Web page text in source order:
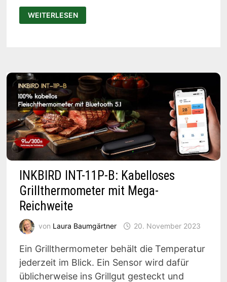
ANZEIGE:
READLY
ALS
MONAT
TESTEN
WEITERLESEN
INKBIRD INT-11P-B: Kabelloses
Grillthermometer mit Mega-
Reichweite
von Laura Baumgärtner 20. November 2023
Ein Grillthermometer behält die Temperatur
jederzeit im Blick. Ein Sensor wird dafür
üblicherweise ins Grillgut gesteckt und